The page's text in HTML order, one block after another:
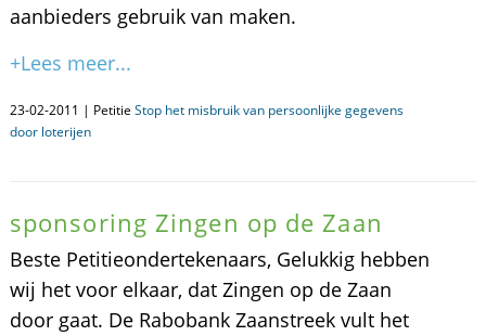
aanbieders gebruik van maken.
+Lees meer...
23-02-2011 | Petitie Stop het misbruik van persoonlijke gegevens
door loterijen
sponsoring Zingen op de Zaan
Beste Petitieondertekenaars, Gelukkig hebben
wij het voor elkaar, dat Zingen op de Zaan
door gaat. De Rabobank Zaanstreek vult het